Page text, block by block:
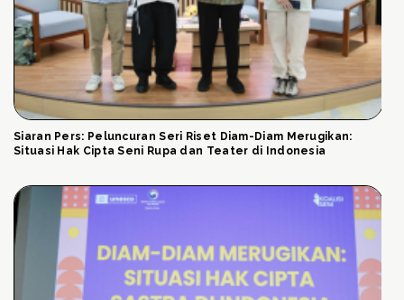
Siaran Pers: Peluncuran Seri Riset Diam-Diam Merugikan:
Situasi Hak Cipta Seni Rupa dan Teater di Indonesia